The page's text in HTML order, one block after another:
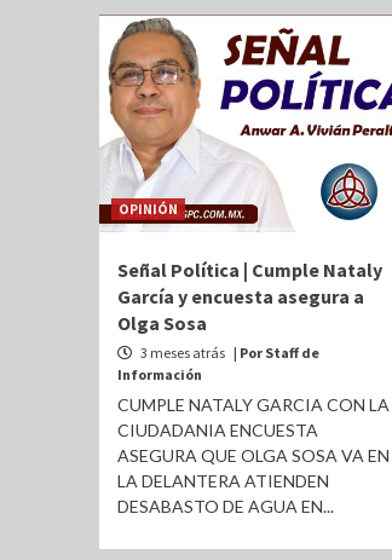
OPINIÓN
Señal Política | Cumple Nataly
García y encuesta asegura a
Olga Sosa
3 meses atrás | Por Staff de
Información
CUMPLE NATALY GARCIA CON LA
CIUDADANIA ENCUESTA
ASEGURA QUE OLGA SOSA VA EN
LA DELANTERA ATIENDEN
DESABASTO DE AGUA EN...